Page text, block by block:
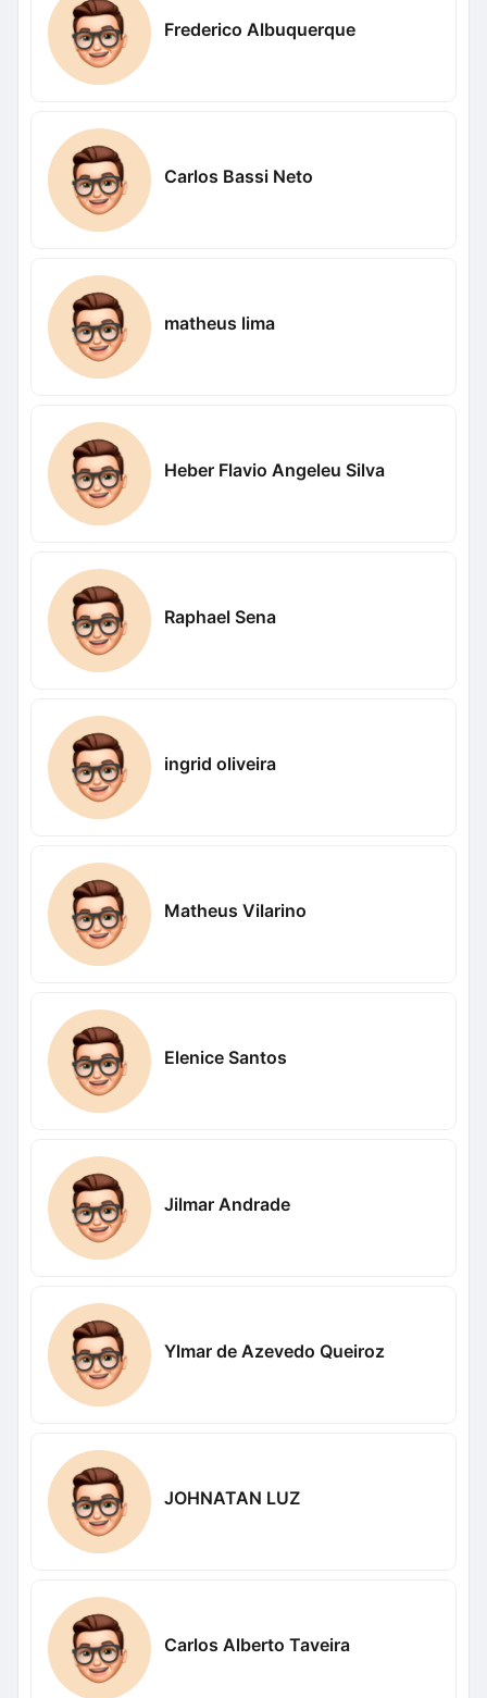
Frederico Albuquerque
Carlos Bassi Neto
matheus lima
Heber Flavio Angeleu Silva
Raphael Sena
ingrid oliveira
Matheus Vilarino
Elenice Santos
Jilmar Andrade
Ylmar de Azevedo Queiroz
JOHNATAN LUZ
Carlos Alberto Taveira